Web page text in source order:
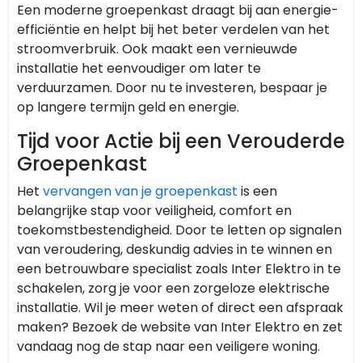
Een moderne groepenkast draagt bij aan energie-
efficiëntie en helpt bij het beter verdelen van het
stroomverbruik. Ook maakt een vernieuwde
installatie het eenvoudiger om later te
verduurzamen. Door nu te investeren, bespaar je
op langere termijn geld en energie.
Tijd voor Actie bij een Verouderde
Groepenkast
Het vervangen van je groepenkast is een
belangrijke stap voor veiligheid, comfort en
toekomstbestendigheid. Door te letten op signalen
van veroudering, deskundig advies in te winnen en
een betrouwbare specialist zoals Inter Elektro in te
schakelen, zorg je voor een zorgeloze elektrische
installatie. Wil je meer weten of direct een afspraak
maken? Bezoek de website van Inter Elektro en zet
vandaag nog de stap naar een veiligere woning.